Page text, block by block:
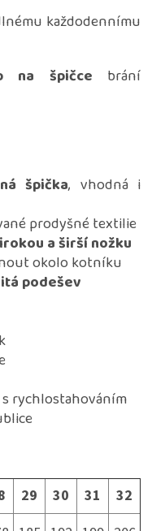
každodennímu
na špičce brání
špička, vhodná i
prodyšné textilie
a širší nožku
okolo kotníku
podešev
rychlostahováním
29 30 31
32